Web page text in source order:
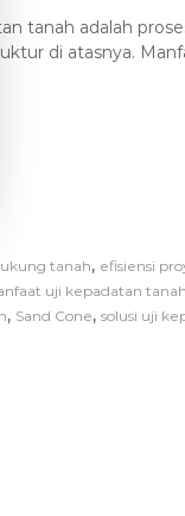
tanah adalah
di atasnya.
tanah, efisiensi
uji kepadatan tanah
, Sand Cone, solusi uji